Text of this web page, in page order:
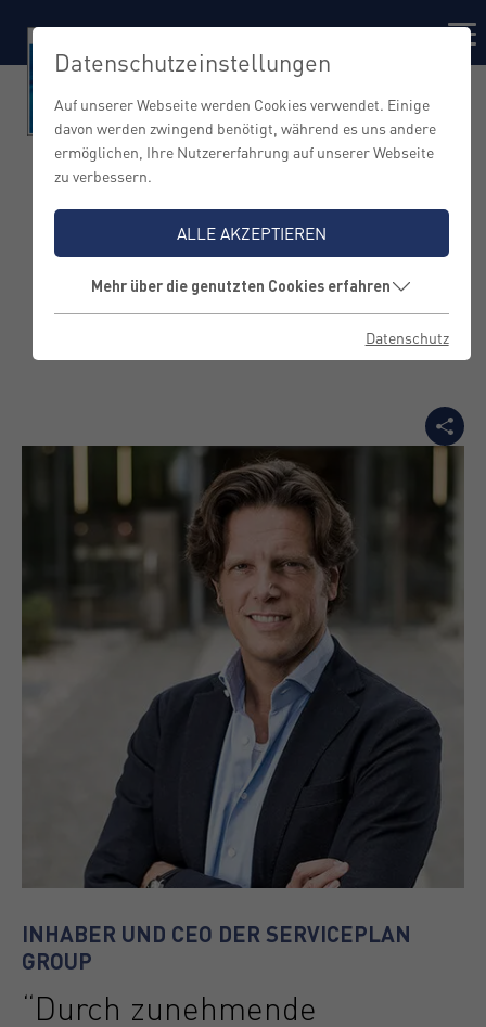
Fünf Markenfragen an
Florian Haller
INHABER UND CEO DER SERVICEPLAN
GROUP
“Durch zunehmende
Datenschutzeinstellungen
Auf unserer Webseite werden Cookies verwendet. Einige
davon werden zwingend benötigt, während es uns andere
ermöglichen, Ihre Nutzererfahrung auf unserer Webseite
zu verbessern.
ALLE AKZEPTIEREN
Mehr über die genutzten Cookies erfahren
Datenschutz